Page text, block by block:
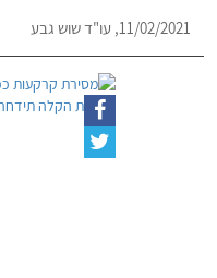
11/02/2021, עו"ד שוש גבע